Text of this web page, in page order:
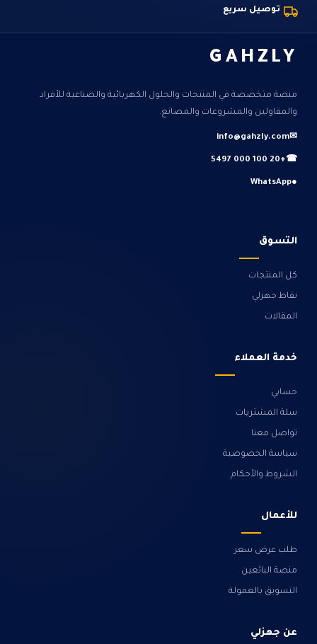
توصيل سريع
GAHZLY
منصة متخصصة في المنتجات والحلول الكهربائية والصناعية للأفراد
والمقاولين والمشروعات والمصانع.
✉
info@gahzly.com
☎
+20 100 000 5497
●
WhatsApp
التسوق
كل المنتجات
نقاط جهزلي
المقالات
خدمة العملاء
حسابي
سلة المشتريات
تواصل معنا
سياسة الخصوصية
الشروط والأحكام
للأعمال
طلب عرض سعر
منصة البائعين
التسويق بالعمولة
عن جهزلي